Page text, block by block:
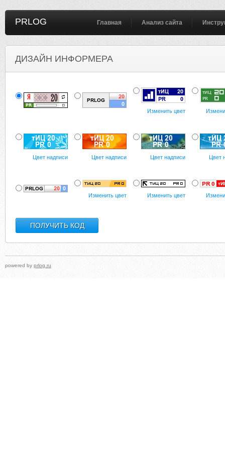
PRLOG Главная Анализ сайта
ДИЗАЙН ИНФОРМЕРА
Изменить цвет
Цвет надписи Цвет надписи Цвет надписи Цвет
Изменить цвет Изменить цвет
powered by prlog.ru